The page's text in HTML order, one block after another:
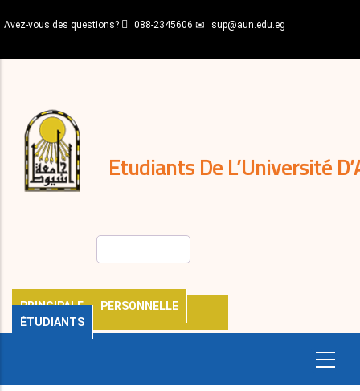
au
principal
Avez-vous des questions? 088-2345606 sup@aun.edu.eg
Etudiants De L’Université
PRINCIPALE
PERSONNELLE
ÉTUDIANTS
décisions
Expatriés
Journal